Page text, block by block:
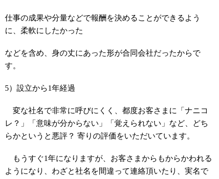
仕事の成果や分量などで報酬を決めることができるよう
に、柔軟にしたかった
などを含め、身の丈にあった形が合同会社だったからで
す。
5）設立から1年経過
変な社名で非常に呼びにくく、都度お客さまに「ナニコ
レ？」「意味が分からない」「覚えられない」など、どち
らかというと悪評？ 寄りの評価をいただいています。
もうすぐ1年になりますが、お客さまからもからかわれる
ようになり、わざと社名を間違って連絡頂いたり、実名で